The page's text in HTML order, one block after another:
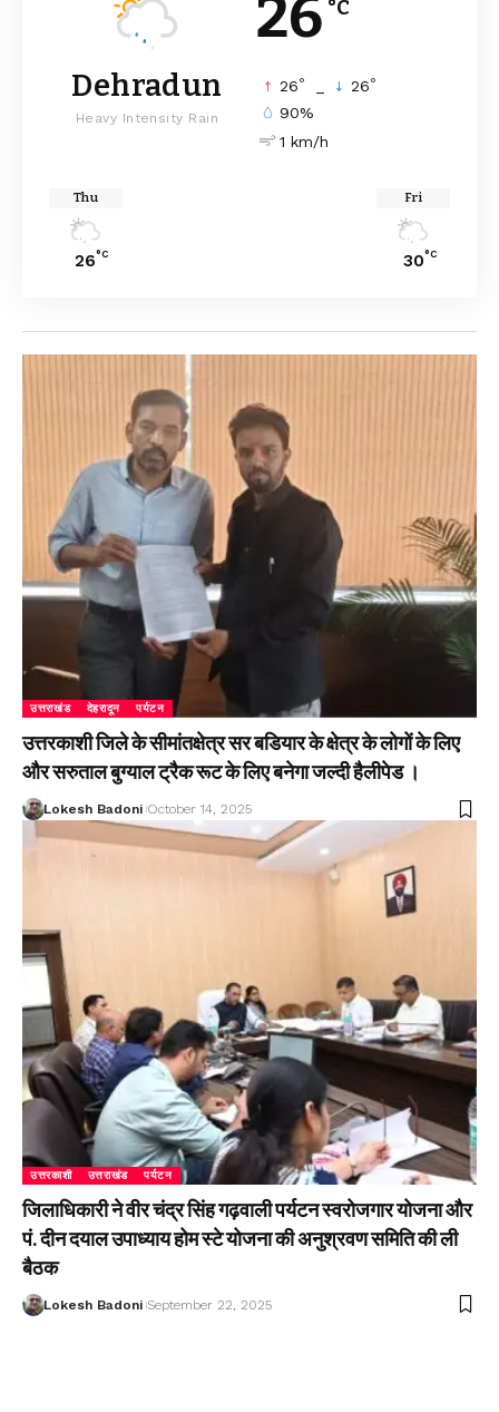
26 °C
Dehradun
Heavy Intensity Rain
26° 26°
90%
1 km/h
Thu
26°C
Fri
30°C
उत्तराखंड देहरादून पर्यटन
उत्तरकाशी जिले के सीमांतक्षेत्र सर बडियार के क्षेत्र के लोगों के लिए
और सरुताल बुग्याल ट्रैक रूट के लिए बनेगा जल्दी हैलीपेड ।
Lokesh Badoni October 14, 2025
उत्तरकाशी उत्तराखंड पर्यटन
जिलाधिकारी ने वीर चंद्र सिंह गढ़वाली पर्यटन स्वरोजगार योजना और
पं. दीन दयाल उपाध्याय होम स्टे योजना की अनुश्रवण समिति की ली
बैठक
Lokesh Badoni September 22, 2025